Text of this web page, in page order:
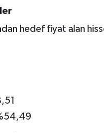
hedef fiyat alan